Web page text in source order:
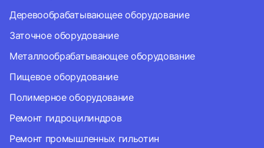
Деревообрабатывающее оборудование
Заточное оборудование
Металлообрабатывающее оборудование
Пищевое оборудование
Полимерное оборудование
Ремонт гидроцилиндров
Ремонт промышленных гильотин